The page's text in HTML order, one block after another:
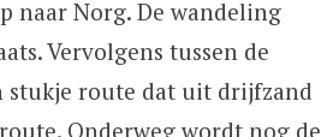
naar Norg. De wandeling
Vervolgens tussen de
stukje route dat uit drijfzand
Onderweg wordt nog de